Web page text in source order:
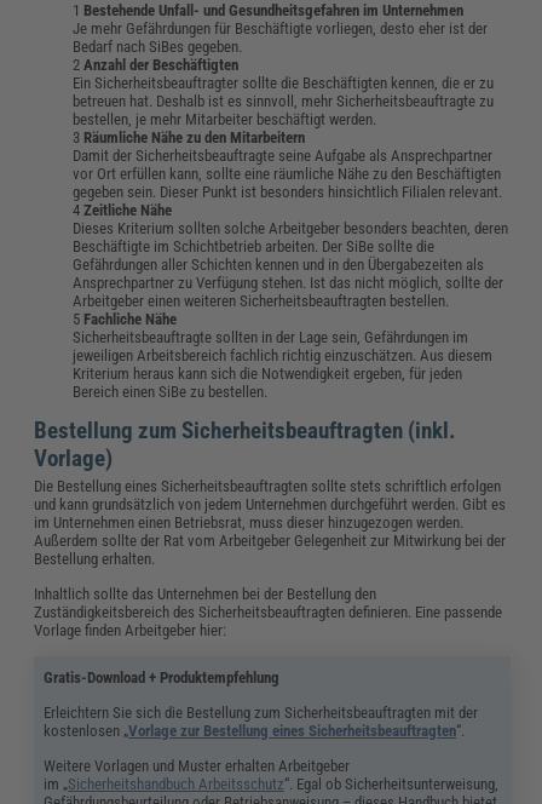
Bestehende Unfall- und Gesundheitsgefahren im Unternehmen
Je mehr Gefährdungen für Beschäftigte vorliegen, desto eher ist der
Bedarf nach SiBes gegeben.
Anzahl der Beschäftigten
Ein Sicherheitsbeauftragter sollte die Beschäftigten kennen, die er zu
betreuen hat. Deshalb ist es sinnvoll, mehr Sicherheitsbeauftragte zu
bestellen, je mehr Mitarbeiter beschäftigt werden.
Räumliche Nähe zu den Mitarbeitern
Damit der Sicherheitsbeauftragte seine Aufgabe als Ansprechpartner
vor Ort erfüllen kann, sollte eine räumliche Nähe zu den Beschäftigten
gegeben sein. Dieser Punkt ist besonders hinsichtlich Filialen relevant.
Zeitliche Nähe
Dieses Kriterium sollten solche Arbeitgeber besonders beachten, deren
Beschäftigte im Schichtbetrieb arbeiten. Der SiBe sollte die
Gefährdungen aller Schichten kennen und in den Übergabezeiten als
Ansprechpartner zu Verfügung stehen. Ist das nicht möglich, sollte der
Arbeitgeber einen weiteren Sicherheitsbeauftragten bestellen.
Fachliche Nähe
Sicherheitsbeauftragte sollten in der Lage sein, Gefährdungen im
jeweiligen Arbeitsbereich fachlich richtig einzuschätzen. Aus diesem
Kriterium heraus kann sich die Notwendigkeit ergeben, für jeden
Bereich einen SiBe zu bestellen.
Bestellung zum Sicherheitsbeauftragten (inkl.
Vorlage)
Die Bestellung eines Sicherheitsbeauftragten sollte stets schriftlich erfolgen
und kann grundsätzlich von jedem Unternehmen durchgeführt werden. Gibt es
im Unternehmen einen Betriebsrat, muss dieser hinzugezogen werden.
Außerdem sollte der Rat vom Arbeitgeber Gelegenheit zur Mitwirkung bei der
Bestellung erhalten.
Inhaltlich sollte das Unternehmen bei der Bestellung den
Zuständigkeitsbereich des Sicherheitsbeauftragten definieren. Eine passende
Vorlage finden Arbeitgeber hier:
Gratis-Download + Produktempfehlung
Erleichtern Sie sich die Bestellung zum Sicherheitsbeauftragten mit der
kostenlosen „Vorlage zur Bestellung eines Sicherheitsbeauftragten“.
Weitere Vorlagen und Muster erhalten Arbeitgeber
im „Sicherheitshandbuch Arbeitsschutz“. Egal ob Sicherheitsunterweisung,